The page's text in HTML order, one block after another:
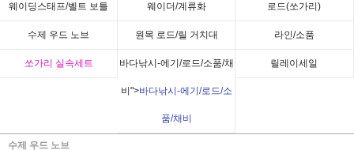
웨이딩스태프/벨트 보틀 웨이더/계류화 로드(쏘가리)
수제 우드 노브 원목 로드/릴 거치대 라인/소품
쏘가리 실속세트 바다낚시-에기/로드/소품/채
비">바다낚시-에기/로드/소
품/채비
릴레이세일
수제 우드 노브